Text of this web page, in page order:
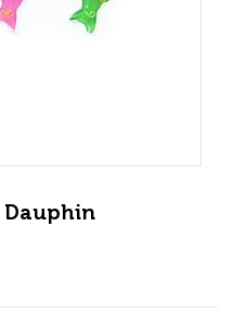
Dauphin